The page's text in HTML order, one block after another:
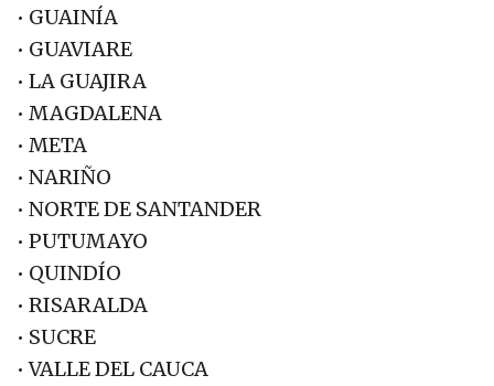
• GUAINÍA
• GUAVIARE
• LA GUAJIRA
• MAGDALENA
• META
• NARIÑO
• NORTE DE SANTANDER
• PUTUMAYO
• QUINDÍO
• RISARALDA
• SUCRE
• VALLE DEL CAUCA